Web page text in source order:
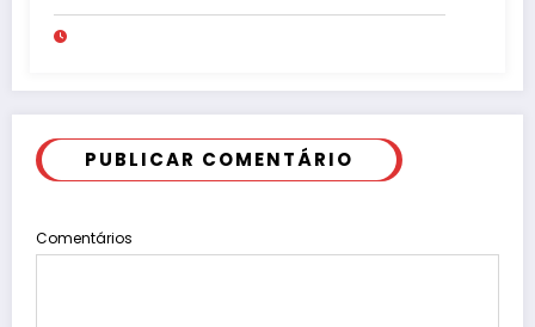
PUBLICAR COMENTÁRIO
Comentários